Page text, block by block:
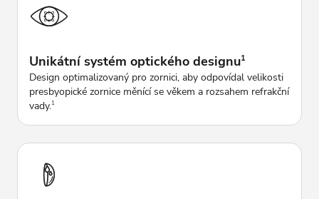
Unikátní systém optického designu1
Design optimalizovaný pro zornici, aby odpovídal velikosti
presbyopické zornice měnící se věkem a rozsahem refrakční
vady.1